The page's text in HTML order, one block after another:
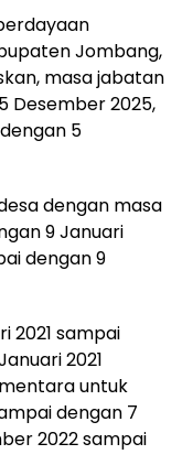
Jombang,
masa jabatan
Desember 2025,
5
dengan masa
9 Januari
dengan 9
2021 sampai
2021
untuk
dengan 7
2022 sampai